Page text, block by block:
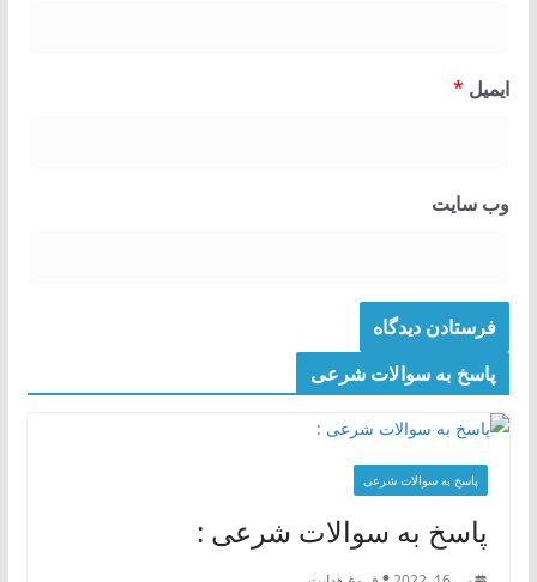
ایمیل *
وب‌ سایت
پاسخ به سوالات شرعی
پاسخ به سوالات شرعی
پاسخ به سوالات شرعی :